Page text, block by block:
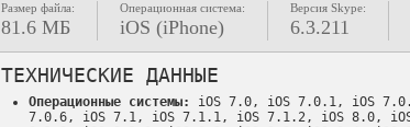
Размер файла:
81.6 МБ
Операционная система:
iOS (iPhone)
Версия Skype:
6.3.211
ТЕХНИЧЕСКИЕ ДАННЫЕ
Операционные системы:
iOS 7.0, iOS 7.0.1, iOS
7.0.6, iOS 7.1, iOS 7.1.1, iOS 7.1.2, iOS 8.0,